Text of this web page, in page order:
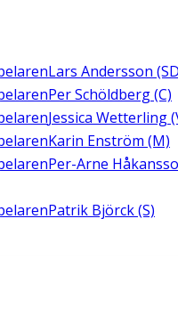
Lars Andersson
Per Schöldberg (C)
Jessica Wetterling
Karin Enström (M)
Per-Arne
Patrik Björck (S)